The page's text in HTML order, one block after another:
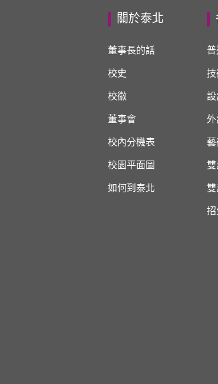
關於泰北
董事長的話
校史
校徽
董事會
校內分機表
校園平面圖
如何到泰北
普
技
設
外
雙
雙
招